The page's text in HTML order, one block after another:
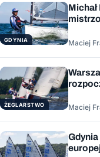
GDYNIA Maciej
ŻEGLARSTWO Maciej